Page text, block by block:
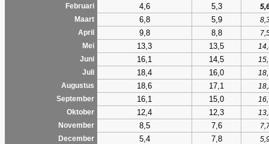
Februari 4,6 5,3
Maart
6,8 5,9
April
9,8 8,8
Mei
13,3 13,5
Juni
16,1 14,5
Juli
18,4 16,0
Augustus
18,6 17,1
September
16,1 15,0
Oktober
12,4 12,3
November
8,5 7,6
December
5,4 7,8